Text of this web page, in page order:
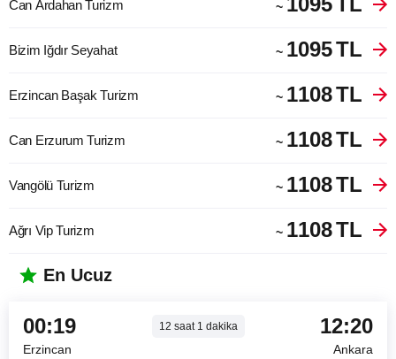
Can Ardahan Turizm ~
Bizim Iğdır Seyahat ~ 1095TL
Erzincan Başak Turizm ~ 1108TL
Can Erzurum Turizm ~ 1108TL
Vangölü Turizm ~ 1108TL
Ağrı Vip Turizm ~ 1108TL
En Ucuz
00:19 12 saat1 dakika 12:20
Erzincan
Ankara